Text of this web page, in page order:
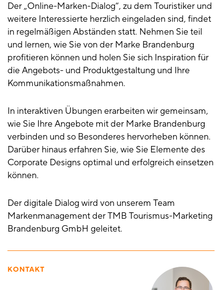
Der „Online-Marken-Dialog“, zu dem Touristiker und
weitere Interessierte herzlich eingeladen sind, findet
in regelmäßigen Abständen statt. Nehmen Sie teil
und lernen, wie Sie von der Marke Brandenburg
profitieren können und holen Sie sich Inspiration für
die Angebots- und Produktgestaltung und Ihre
Kommunikationsmaßnahmen.
In interaktiven Übungen erarbeiten wir gemeinsam,
wie Sie Ihre Angebote mit der Marke Brandenburg
verbinden und so Besonderes hervorheben können.
Darüber hinaus erfahren Sie, wie Sie Elemente des
Corporate Designs optimal und erfolgreich einsetzen
können.
Der digitale Dialog wird von unserem Team
Markenmanagement der TMB Tourismus-Marketing
Brandenburg GmbH geleitet.
KONTAKT